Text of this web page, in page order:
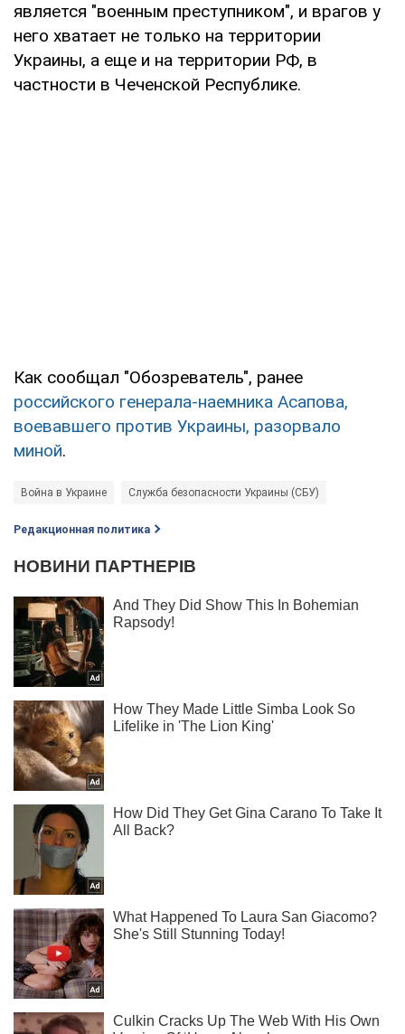
является "военным преступником", и врагов у
него хватает не только на территории
Украины, а еще и на территории РФ, в
частности в Чеченской Республике.
Как сообщал "Обозреватель", ранее
российского генерала-наемника Асапова,
воевавшего против Украины, разорвало
миной.
Война в Украине Служба безопасности Украины (СБУ)
Редакционная политика